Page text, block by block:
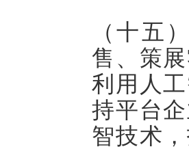
（十五
售、策
利用人
持平台
智技术